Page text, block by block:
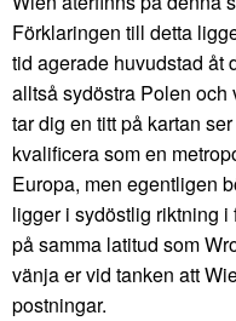
Förklaringen till detta
tid agerade huvudstad åt
alltså sydöstra Polen och
tar dig en titt på kartan
kvalificera som en
Europa, men egentligen
ligger i sydöstlig riktning
på samma latitud som
vänja er vid tanken att
postningar.